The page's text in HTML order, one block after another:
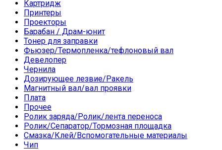
Картридж
Принтеры
Проекторы
Барабан / Драм-юнит
Тонер для заправки
Фьюзер/Термопленка/тефлоновый вал
Девелопер
Чернила
Дозирующее лезвие/Ракель
Магнитный вал/вал проявки
Плата
Прочее
Ролик заряда/Ролик/лента переноса
Ролик/Сепаратор/Тормозная площадка
Смазка/Клей/Вспомогательные материалы
Чип